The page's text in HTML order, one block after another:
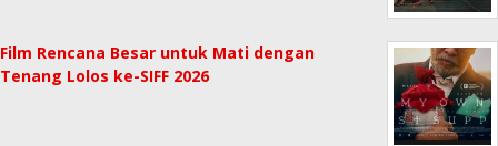
Film Rencana Besar untuk Mati dengan
Tenang Lolos ke-SIFF 2026